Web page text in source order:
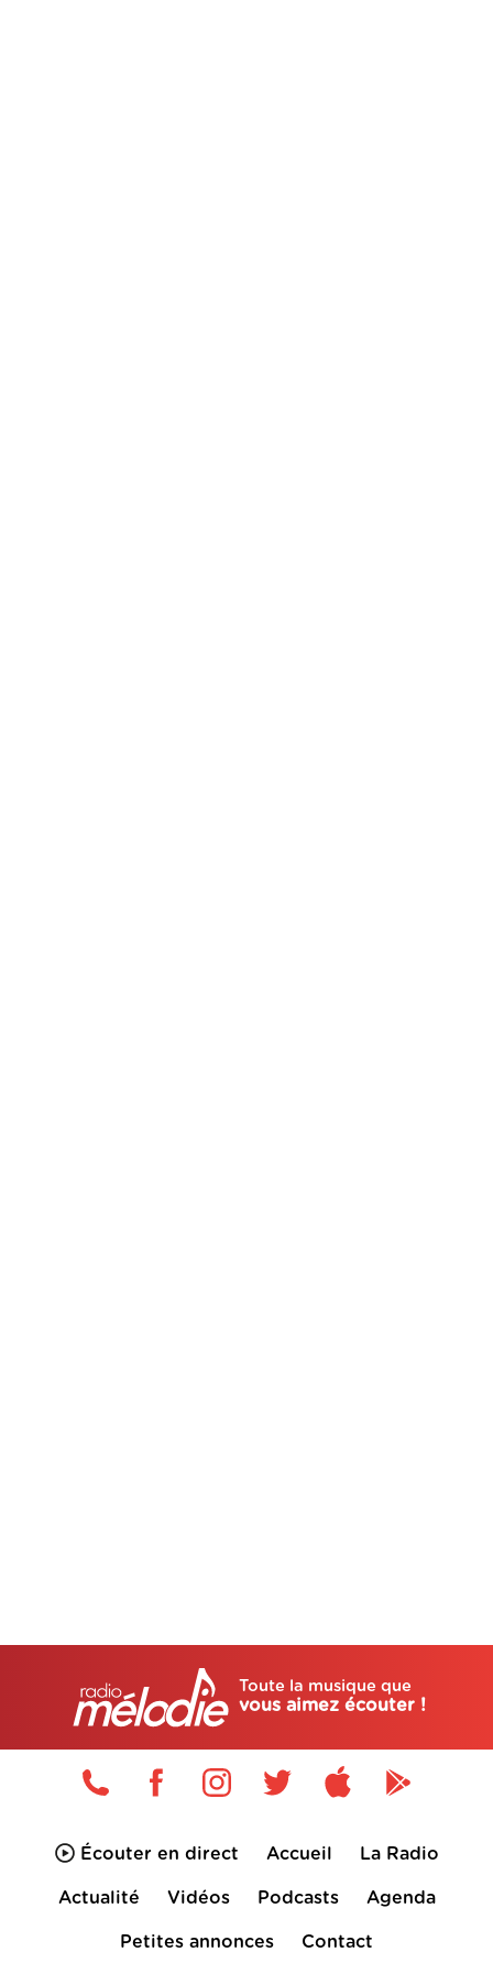
Toute la musique que
vous aimez écouter !
Écouter en direct Accueil La Radio
Actualité Vidéos Podcasts Agenda
Petites annonces Contact